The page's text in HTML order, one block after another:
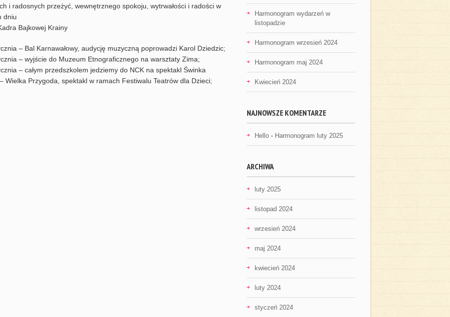
i radosnych przeżyć, wewnętrznego spokoju, wytrwałości i radości w
dniu
Bajkowej Krainy
– Bal Karnawałowy, audycję muzyczną poprowadzi Karol Dziedzic;
– wyjście do Muzeum Etnograficznego na warsztaty Zima;
– całym przedszkolem jedziemy do NCK na spektakl Świnka
Wielka Przygoda, spektakl w ramach Festiwalu Teatrów dla Dzieci;
Harmonogram wydarzeń w
listopadzie
Harmonogram wrzesień 2024
Harmonogram maj 2024
Kwiecień 2024
NAJNOWSZE KOMENTARZE
Hello - Harmonogram luty 2025
ARCHIWA
luty 2025
listopad 2024
wrzesień 2024
maj 2024
kwiecień 2024
luty 2024
styczeń 2024